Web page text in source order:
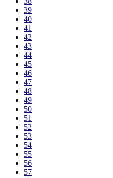
39
40
41
42
43
44
45
46
47
48
49
50
51
52
53
54
55
56
57